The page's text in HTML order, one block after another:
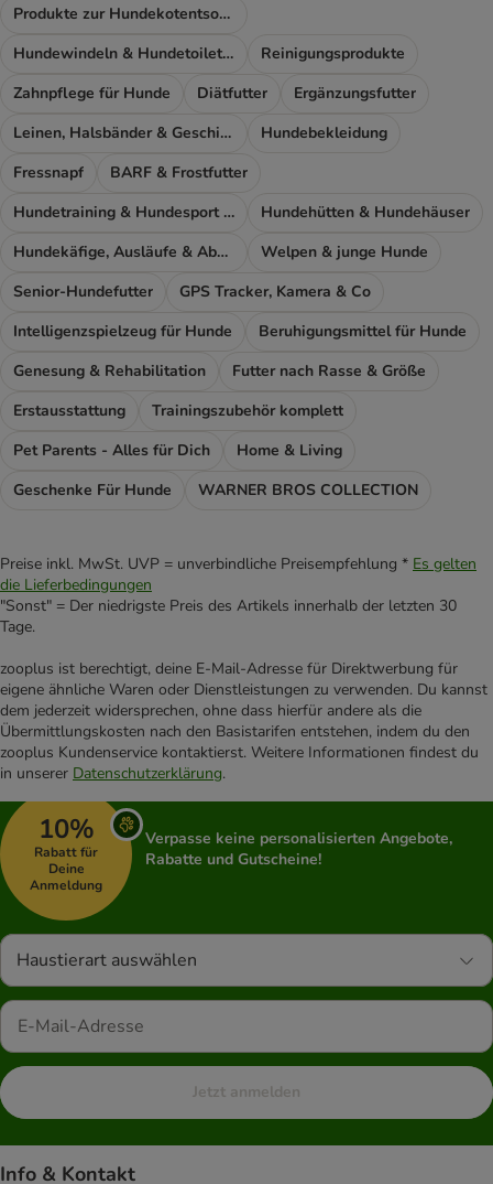
Produkte zur Hundekotentsorgung
Hundewindeln & Hundetoiletten
Reinigungsprodukte
Zahnpflege für Hunde
Diätfutter
Ergänzungsfutter
Leinen, Halsbänder & Geschirre
Hundebekleidung
Fressnapf
BARF & Frostfutter
Hundetraining & Hundesport Zubehör
Hundehütten & Hundehäuser
Hundekäfige, Ausläufe & Absperrgitter
Welpen & junge Hunde
Senior-Hundefutter
GPS Tracker, Kamera & Co
Intelligenzspielzeug für Hunde
Beruhigungsmittel für Hunde
Genesung & Rehabilitation
Futter nach Rasse & Größe
Erstausstattung
Trainingszubehör komplett
Pet Parents - Alles für Dich
Home & Living
Geschenke Für Hunde
WARNER BROS COLLECTION
Preise inkl. MwSt. UVP = unverbindliche Preisempfehlung * Es gelten
die Lieferbedingungen
"Sonst" = Der niedrigste Preis des Artikels innerhalb der letzten 30
Tage.
zooplus ist berechtigt, deine E-Mail-Adresse für Direktwerbung für
eigene ähnliche Waren oder Dienstleistungen zu verwenden. Du kannst
dem jederzeit widersprechen, ohne dass hierfür andere als die
Übermittlungskosten nach den Basistarifen entstehen, indem du den
zooplus Kundenservice kontaktierst. Weitere Informationen findest du
in unserer Datenschutzerklärung.
10%
Rabatt für
Deine
Anmeldung
Verpasse keine personalisierten Angebote,
Rabatte und Gutscheine!
Haustierart auswählen
Jetzt anmelden
Info & Kontakt